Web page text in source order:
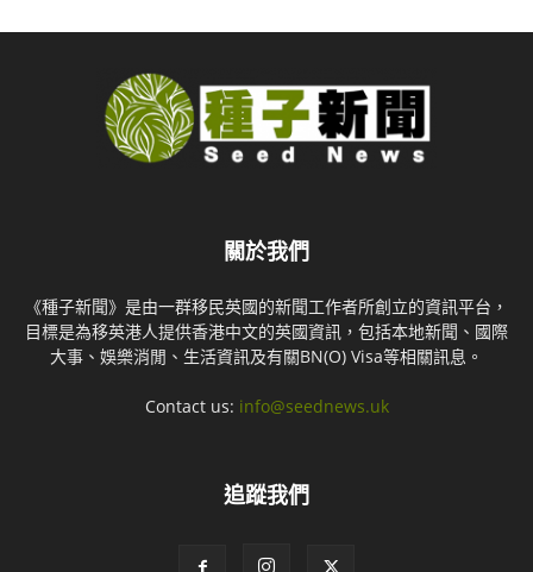
關於我們
《種子新聞》是由一群移民英國的新聞工作者所創立的資訊平台，
目標是為移英港人提供香港中文的英國資訊，包括本地新聞、國際
大事、娛樂消閒、生活資訊及有關BN(O) Visa等相關訊息。
Contact us: info@seednews.uk
追蹤我們